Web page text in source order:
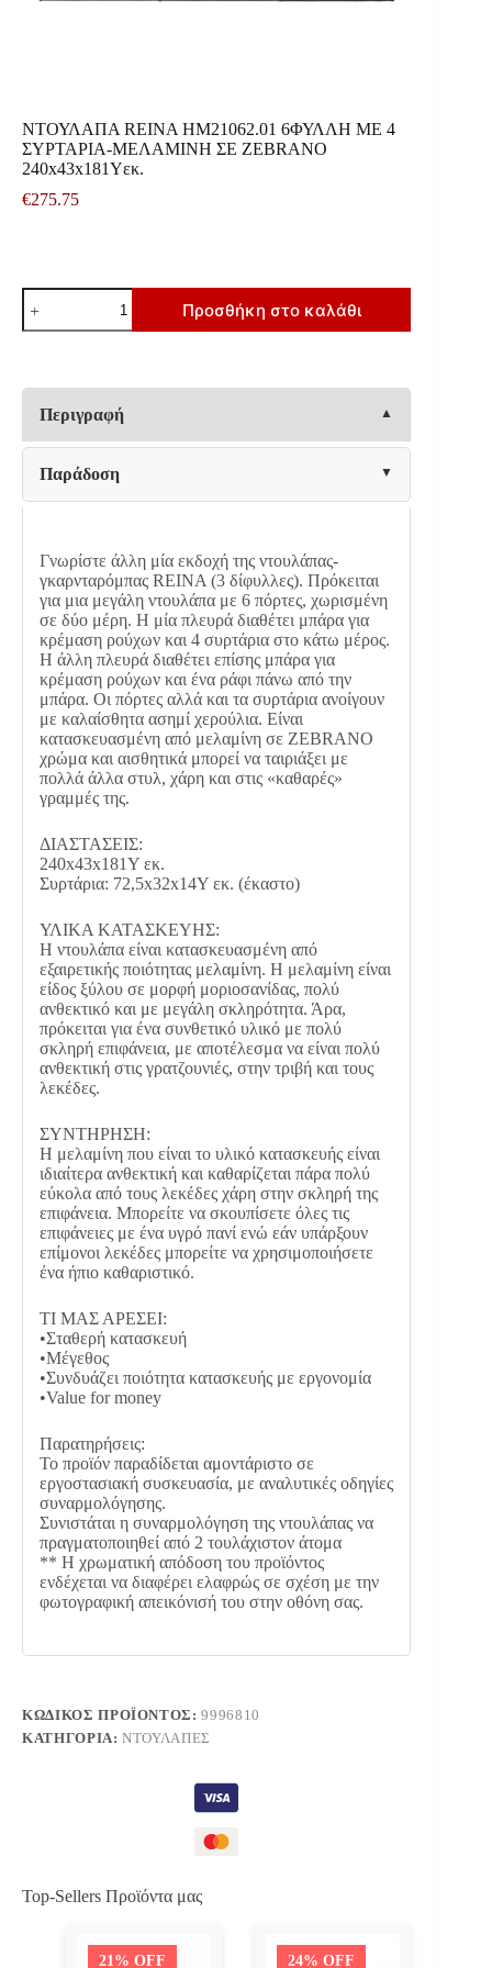
ΝΤΟΥΛΑΠΑ REINA HM21062.01 6ΦΥΛΛΗ ME 4
ΣΥΡΤΑΡΙΑ-ΜΕΛΑΜΙΝΗ ΣΕ ZEBRANO
240x43x181Υεκ.
€275.75
ΝΤΟΥΛΑΠΑ
REINA
HM21062.01
4
ΣΥΡΤΑΡΙΑ-
ΜΕΛΑΜΙΝΗ
ΣΕ
ZEBRANO
240x43x181Υεκ.
ποσότητα
Προσθήκη στο καλάθι
Περιγραφή
Παράδοση
Γνωρίστε άλλη μία εκδοχή της ντουλάπας-
γκαρνταρόμπας REINA (3 δίφυλλες). Πρόκειται
για μια μεγάλη ντουλάπα με 6 πόρτες, χωρισμένη
σε δύο μέρη. Η μία πλευρά διαθέτει μπάρα για
κρέμαση ρούχων και 4 συρτάρια στο κάτω μέρος.
Η άλλη πλευρά διαθέτει επίσης μπάρα για
κρέμαση ρούχων και ένα ράφι πάνω από την
μπάρα. Οι πόρτες αλλά και τα συρτάρια ανοίγουν
με καλαίσθητα ασημί χερούλια. Είναι
κατασκευασμένη από μελαμίνη σε ZEBRANO
χρώμα και αισθητικά μπορεί να ταιριάξει με
πολλά άλλα στυλ, χάρη και στις «καθαρές»
γραμμές της.
ΔΙΑΣΤΑΣΕΙΣ:
240x43x181Υ εκ.
Συρτάρια: 72,5x32x14Υ εκ. (έκαστο)
ΥΛΙΚΑ ΚΑΤΑΣΚΕΥΗΣ:
Η ντουλάπα είναι κατασκευασμένη από
εξαιρετικής ποιότητας μελαμίνη. Η μελαμίνη είναι
είδος ξύλου σε μορφή μοριοσανίδας, πολύ
ανθεκτικό και με μεγάλη σκληρότητα. Άρα,
πρόκειται για ένα συνθετικό υλικό με πολύ
σκληρή επιφάνεια, με αποτέλεσμα να είναι πολύ
ανθεκτική στις γρατζουνιές, στην τριβή και τους
λεκέδες.
ΣΥΝΤΗΡΗΣΗ:
Η μελαμίνη που είναι το υλικό κατασκευής είναι
ιδιαίτερα ανθεκτική και καθαρίζεται πάρα πολύ
εύκολα από τους λεκέδες χάρη στην σκληρή της
επιφάνεια. Μπορείτε να σκουπίσετε όλες τις
επιφάνειες με ένα υγρό πανί ενώ εάν υπάρξουν
επίμονοι λεκέδες μπορείτε να χρησιμοποιήσετε
ένα ήπιο καθαριστικό.
ΤΙ ΜΑΣ ΑΡΕΣΕΙ:
•Σταθερή κατασκευή
•Μέγεθος
•Συνδυάζει ποιότητα κατασκευής με εργονομία
•Value for money
Παρατηρήσεις:
Το προϊόν παραδίδεται αμοντάριστο σε
εργοστασιακή συσκευασία, με αναλυτικές οδηγίες
συναρμολόγησης.
Συνιστάται η συναρμολόγηση της ντουλάπας να
πραγματοποιηθεί από 2 τουλάχιστον άτομα
** Η χρωματική απόδοση του προϊόντος
ενδέχεται να διαφέρει ελαφρώς σε σχέση με την
φωτογραφική απεικόνισή του στην οθόνη σας.
ΚΩΔΙΚΌΣ ΠΡΟΪΌΝΤΟΣ:9996810
ΚΑΤΗΓΟΡΊΑ:ΝΤΟΥΛΆΠΕΣ
Top-Sellers Προϊόντα μας
21% OFF 24% OFF